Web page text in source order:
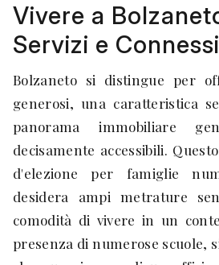
Vivere a
Servizi e
Bolzaneto si distingue per
generosi, una caratteristica
panorama immobiliare
decisamente accessibili.
d'elezione per famiglie
desidera ampi metrature
comodità di vivere in un
presenza di numerose scuole,